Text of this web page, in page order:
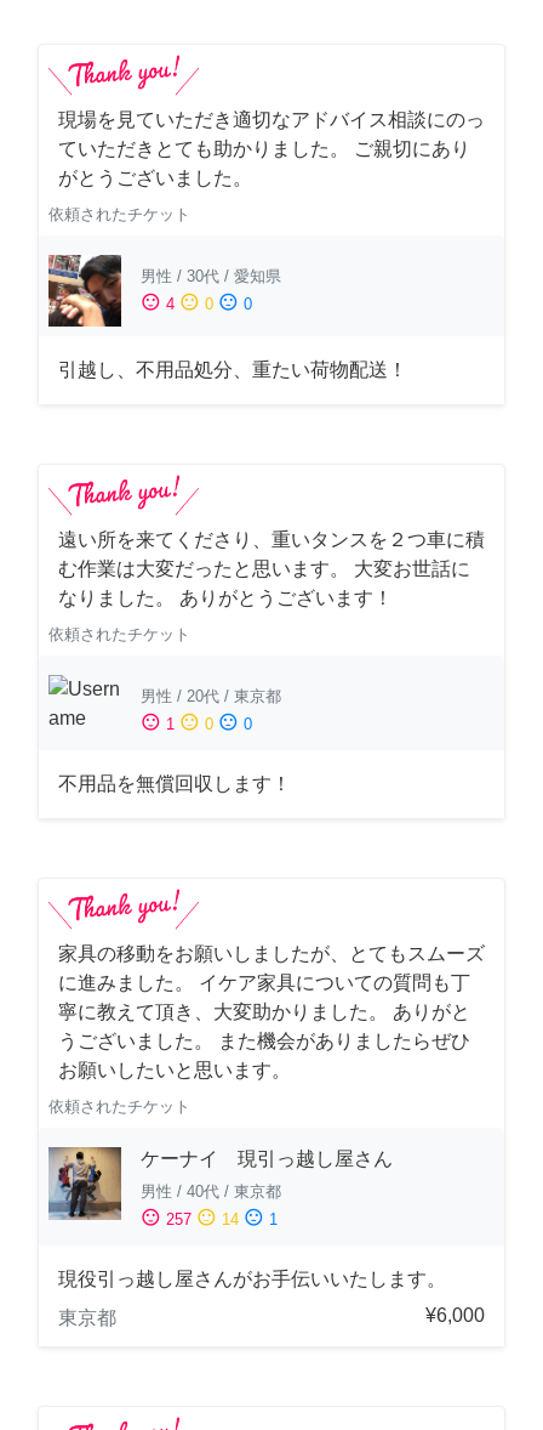
現場を見ていただき適切なアドバイス相談にのっ
ていただきとても助かりました。 ご親切にあり
がとうございました。
依頼されたチケット
男性 / 30代 / 愛知県
sentiment_satisfied 4 sentiment_neutral 0 sentiment_dissatisfied 0
引越し、不用品処分、重たい荷物配送！
遠い所を来てくださり、重いタンスを２つ車に積
む作業は大変だったと思います。 大変お世話に
なりました。 ありがとうございます！
依頼されたチケット
男性 / 20代 / 東京都
sentiment_satisfied 1 sentiment_neutral 0 sentiment_dissatisfied 0
不用品を無償回収します！
家具の移動をお願いしましたが、とてもスムーズ
に進みました。 イケア家具についての質問も丁
寧に教えて頂き、大変助かりました。 ありがと
うございました。 また機会がありましたらぜひ
お願いしたいと思います。
依頼されたチケット
ケーナイ 現引っ越し屋さん
男性 / 40代 / 東京都
sentiment_satisfied 257 sentiment_neutral 14 sentiment_dissatisfied 1
現役引っ越し屋さんがお手伝いいたします。
東京都
¥6,000